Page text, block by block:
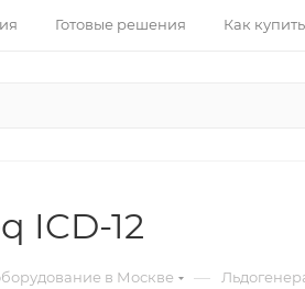
Готовые решения Как купить
ICD-12
в Москве —